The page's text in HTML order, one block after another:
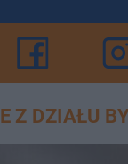
Z DZIAŁU